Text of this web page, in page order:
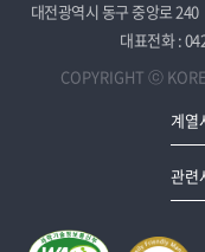
대전광역시 동구 중앙로 240
대표전화 :
COPYRIGHT ⓒ
계열
관련